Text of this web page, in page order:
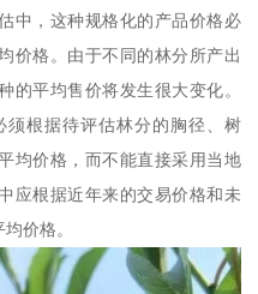
中，这种规格化的产品价格必
价格。由于不同的林分所产出
的平均售价将发生很大变化。
根据待评估林分的胸径、树
均价格，而不能直接采用当地
应根据近年来的交易价格和未
价格。